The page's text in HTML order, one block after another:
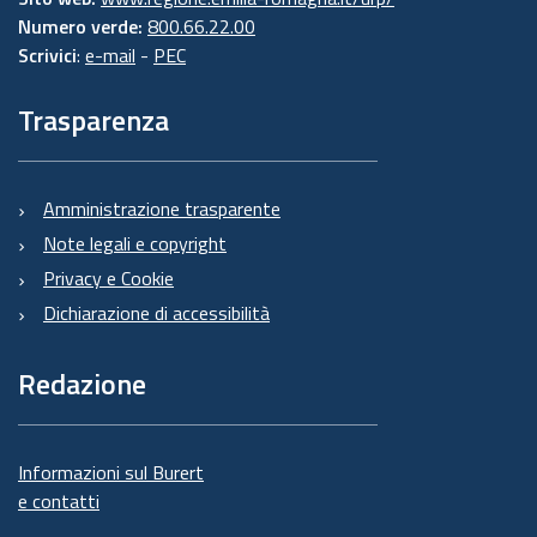
Numero verde: 800.66.22.00
Scrivici: e-mail - PEC
Trasparenza
Amministrazione trasparente
Note legali e copyright
Privacy e Cookie
Dichiarazione di accessibilità
Redazione
Informazioni sul Burert
e contatti